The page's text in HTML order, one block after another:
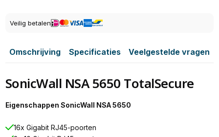
Veilig betalen
Omschrijving Specificaties Veelgestelde vragen
SonicWall NSA 5650 TotalSecure
Eigenschappen SonicWall NSA 5650
16x Gigabit RJ45-poorten